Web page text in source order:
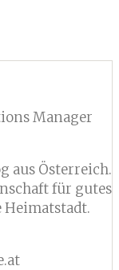
Manager
aus Österreich.
für gutes
Heimatstadt.